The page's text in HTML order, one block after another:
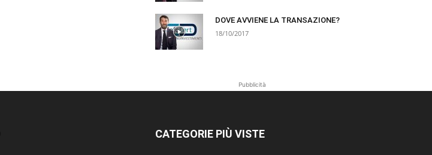
DOVE AVVIENE LA TRANSAZIONE?
18/10/2017
Pubblicità
CATEGORIE PIÙ VISTE